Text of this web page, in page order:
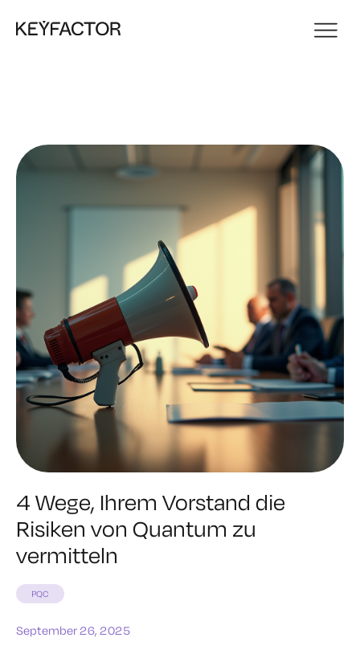
4 Wege, Ihrem Vorstand die
Risiken von Quantum zu
vermitteln
PQC
September 26, 2025